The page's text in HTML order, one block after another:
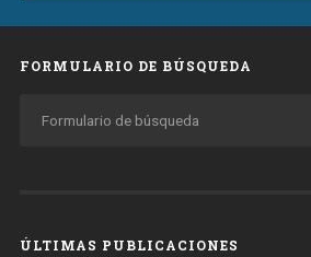
FORMULARIO DE BÚSQUEDA
ÚLTIMAS PUBLICACIONES